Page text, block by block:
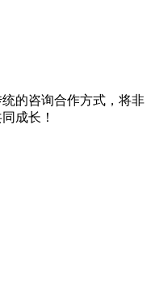
的咨询合作方式，将非
成长！